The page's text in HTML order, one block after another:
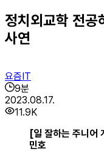
정치외교학 전
사연
요즘IT
9분
2023.08.17.
11.9K
[일 잘하는 주니어
민호